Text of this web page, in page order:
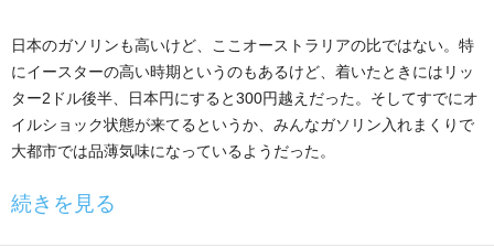
日本のガソリンも高いけど、ここオーストラリアの比ではない。特
にイースターの高い時期というのもあるけど、着いたときにはリッ
ター2ドル後半、日本円にすると300円越えだった。そしてすでにオ
イルショック状態が来てるというか、みんなガソリン入れまくりで
大都市では品薄気味になっているようだった。
続きを見る